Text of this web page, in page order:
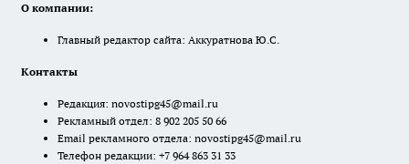
О компании:
Главный редактор сайта: Аккуратнова Ю.С.
Контакты
Редакция: novostipg45@mail.ru
Рекламный отдел: 8 902 205 50 66
Email рекламного отдела: novostipg45@mail.ru
Телефон редакции: +7 964 863 31 33